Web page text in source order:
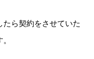
たら契約をさせていた